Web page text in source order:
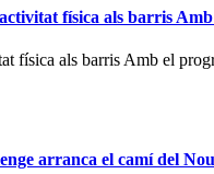
física als barris
física als barris Amb el
arranca el camí del